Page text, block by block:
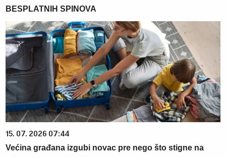
BESPLATNIH SPINOVA
15. 07. 2026 07:44
Većina građana izgubi novac pre nego što stigne na